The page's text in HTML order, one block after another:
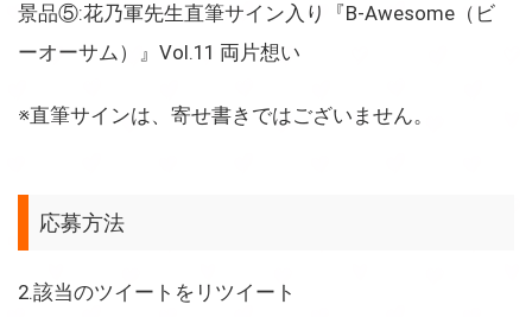
景品⑤:花乃軍先生直筆サイン入り『B-Awesome（ビ
ーオーサム）』Vol.11 両片想い
※直筆サインは、寄せ書きではございません。
応募方法
2.該当のツイートをリツイート